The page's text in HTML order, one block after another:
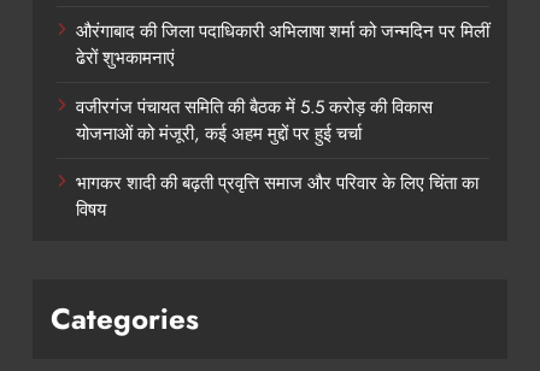
औरंगाबाद की जिला पदाधिकारी अभिलाषा शर्मा को जन्मदिन पर मिलीं
ढेरों शुभकामनाएं
वजीरगंज पंचायत समिति की बैठक में 5.5 करोड़ की विकास
योजनाओं को मंजूरी, कई अहम मुद्दों पर हुई चर्चा
भागकर शादी की बढ़ती प्रवृत्ति समाज और परिवार के लिए चिंता का
विषय
Categories